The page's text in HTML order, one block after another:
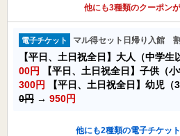
他にも3種類のクーポン
電子チケット マル得セット日帰り入館 割
【平日、土日祝全日】大人（中学生
00円
【平日、土日祝全日】子供（
300円
【平日、土日祝全日】幼児（
0円 → 950円
他にも2種類の電子チケッ